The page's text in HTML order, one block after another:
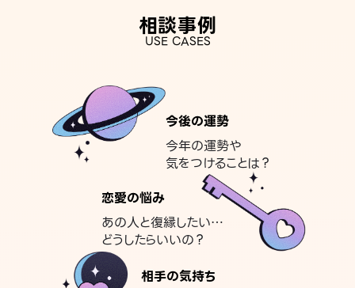
相談事例
USE CASES
今後の運勢
今年の運勢や
気をつけることは？
恋愛の悩み
あの人と復縁したい…
どうしたらいいの？
相手の気持ち